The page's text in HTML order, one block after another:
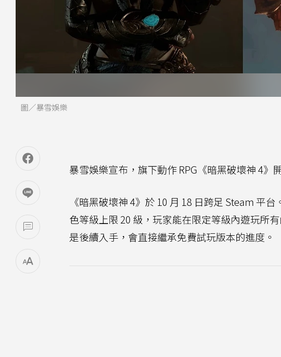
圖／暴雪娛樂
暴雪娛樂宣布，旗下動作 RPG《暗黑破壞神 4》
《暗黑破壞神 4》於 10 月 18 日跨足 Steam 平
色等級上限 20 級，玩家能在限定等級內遊玩所
是後續入手，會直接繼承免費試玩版本的進度。